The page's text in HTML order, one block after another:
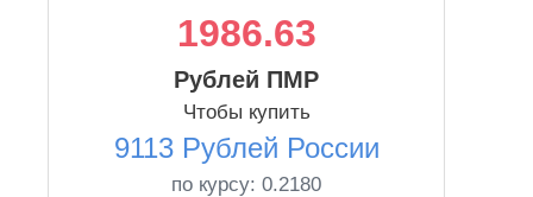
1986.63
Рублей ПМР
Чтобы купить
9113 Рублей России
по курсу: 0.2180